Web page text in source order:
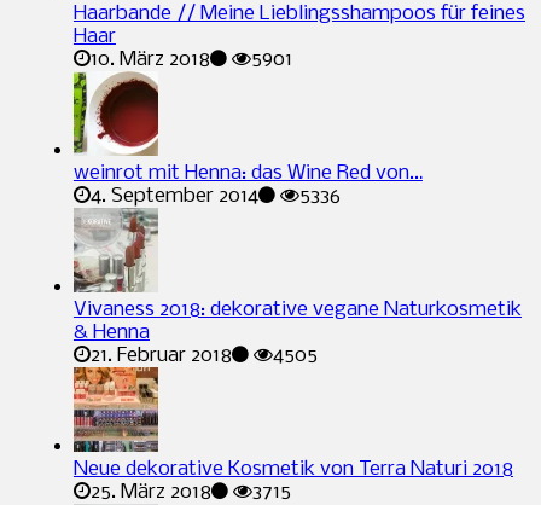
Haarbande // Meine Lieblingsshampoos für feines
Haar
10. März 2018
5901
weinrot mit Henna: das Wine Red von…
4. September 2014
5336
Vivaness 2018: dekorative vegane Naturkosmetik
& Henna
21. Februar 2018
4505
Neue dekorative Kosmetik von Terra Naturi 2018
25. März 2018
3715